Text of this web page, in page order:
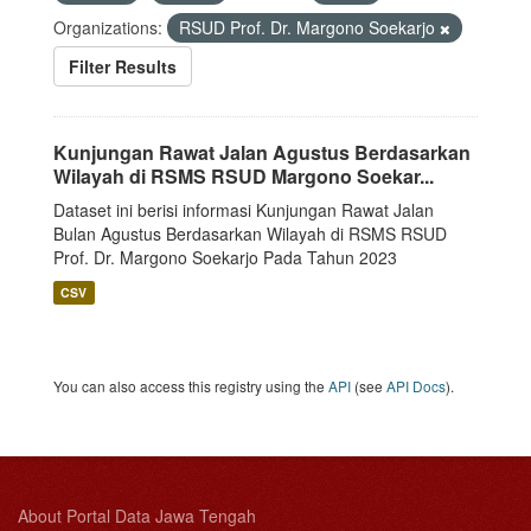
Organizations:
RSUD Prof. Dr. Margono Soekarjo
Filter Results
Kunjungan Rawat Jalan Agustus Berdasarkan
Wilayah di RSMS RSUD Margono Soekar...
Dataset ini berisi informasi Kunjungan Rawat Jalan
Bulan Agustus Berdasarkan Wilayah di RSMS RSUD
Prof. Dr. Margono Soekarjo Pada Tahun 2023
CSV
You can also access this registry using the API (see API Docs).
About Portal Data Jawa Tengah